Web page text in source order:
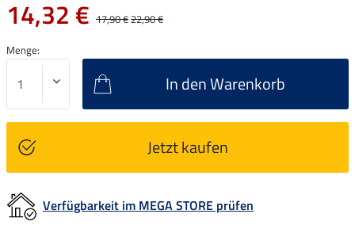
14,32 € 17,90 €22,90 €
Menge:
In den Warenkorb
Jetzt kaufen
Verfügbarkeit im MEGA STORE prüfen